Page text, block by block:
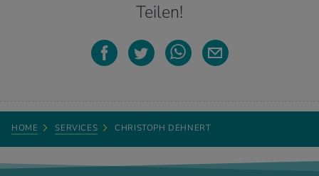
Teilen!
HOME SERVICES CHRISTOPH DEHNERT